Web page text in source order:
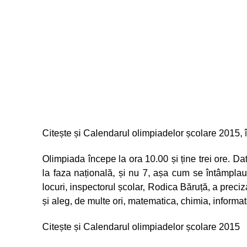
Citește și Calendarul olimpiadelor școlare 2015,
Olimpiada începe la ora 10.00 și ține trei ore.
la faza națională, și nu 7, așa cum se
locuri, inspectorul școlar, Rodica Băruță, a
și aleg, de multe ori, matematica, chimia,
Citește și Calendarul olimpiadelor școlare 2015